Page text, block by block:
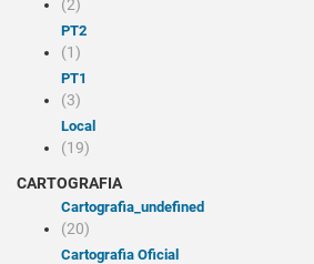
(2)
PT2
(1)
PT1
(3)
Local
(19)
CARTOGRAFIA
cartografia_undefined
(20)
Cartografia Oficial